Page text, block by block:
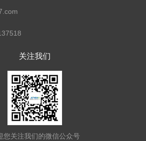
关注我们
您关注我们的微信公众号